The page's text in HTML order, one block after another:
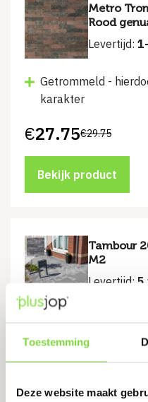
Toestemming
Deze website maakt
Metro
Rood
Levertijd:
Getrommeld -
karakter
€29.75
Oorspronkelijke
was:
€29.75.
€27.75
Huidige
is:
€27.75.
Bekijk product
Tambour
M2
Levertijd: 5
Oorspronkelijke
€31.75.
€29.75
Huidige
€29.75.
Bekijk product